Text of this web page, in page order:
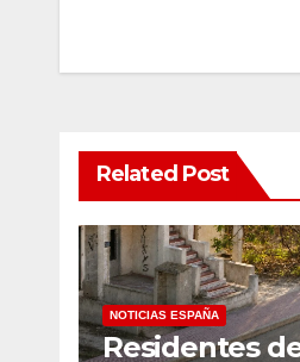
Related Post
NOTICIAS ESPAÑA
Residentes